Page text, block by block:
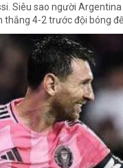
Siêu sao người Argentina
thắng 4-2 trước đội bóng